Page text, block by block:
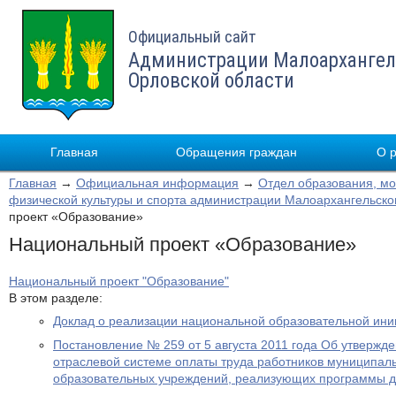
Официальный сайт
Администрации
Орловской области
Главная Обращения граждан О
Главная → Официальная информация → Отдел образования,
физической культуры и спорта администрации
проект «Образование»
Национальный проект «Образование»
Национальный проект "Образование"
В этом разделе:
Доклад о реализации национальной образовательной
Постановление № 259 от 5 августа 2011 года Об
отраслевой системе оплаты труда работников
образовательных учреждений, реализующих программы